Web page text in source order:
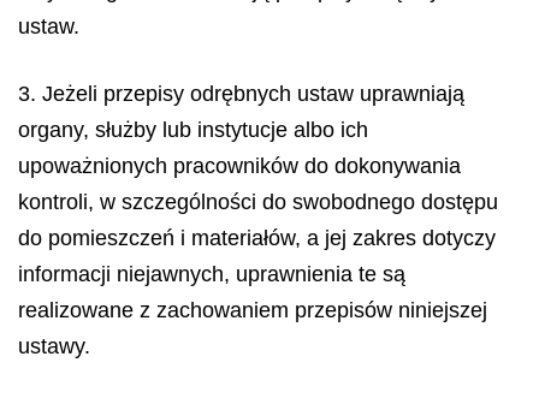
ustaw.
3. Jeżeli przepisy odrębnych ustaw uprawniają
organy, służby lub instytucje albo ich
upoważnionych pracowników do dokonywania
kontroli, w szczególności do swobodnego dostępu
do pomieszczeń i materiałów, a jej zakres dotyczy
informacji niejawnych, uprawnienia te są
realizowane z zachowaniem przepisów niniejszej
ustawy.